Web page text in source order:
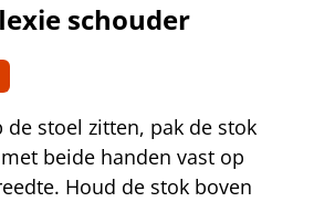
schouder
de stoel zitten, pak de stok
beide handen vast op
Houd de stok boven